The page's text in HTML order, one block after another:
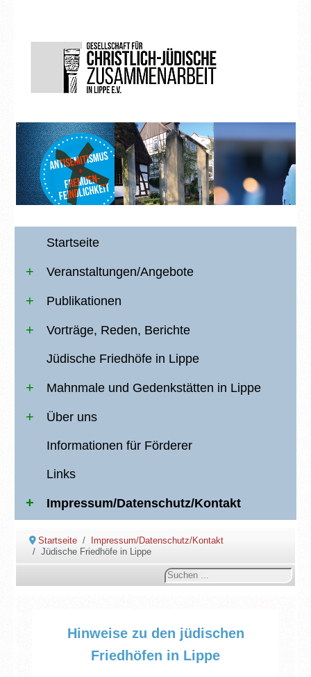
Startseite
Veranstaltungen/Angebote
Publikationen
Vorträge, Reden, Berichte
Jüdische Friedhöfe in Lippe
Mahnmale und Gedenkstätten in Lippe
Über uns
Informationen für Förderer
Links
Impressum/Datenschutz/Kontakt
Startseite
Impressum/Datenschutz/Kontakt
Jüdische Friedhöfe in Lippe
Suchen
...
Hinweise zu den jüdischen
Friedhöfen in Lippe